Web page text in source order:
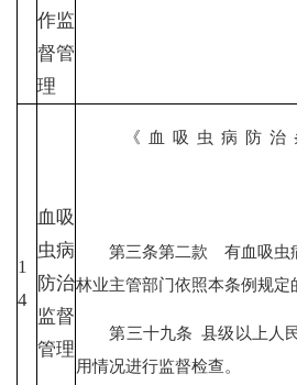
作监
督管
理
1
4
血吸
虫病
防治
监督
管理
《血吸虫病
第三条第二款 有血吸虫病
林业主管部门依照本条例规
第三十九条 县级以上人民
用情况进行监督检查。